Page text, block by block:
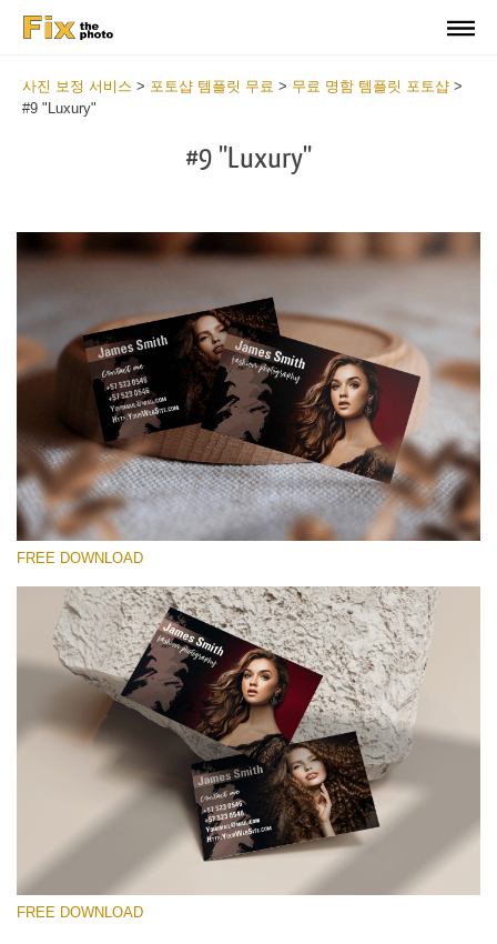
사진 보정 서비스 > 포토샵 템플릿 무료 > 무료 명함 템플릿 포토샵 >
#9 "Luxury"
#9 "Luxury"
선택 해주세요
Free Template #9
Wedding Photography Templates
무료 다운로드
FREE DOWNLOAD
FREE DOWNLOAD